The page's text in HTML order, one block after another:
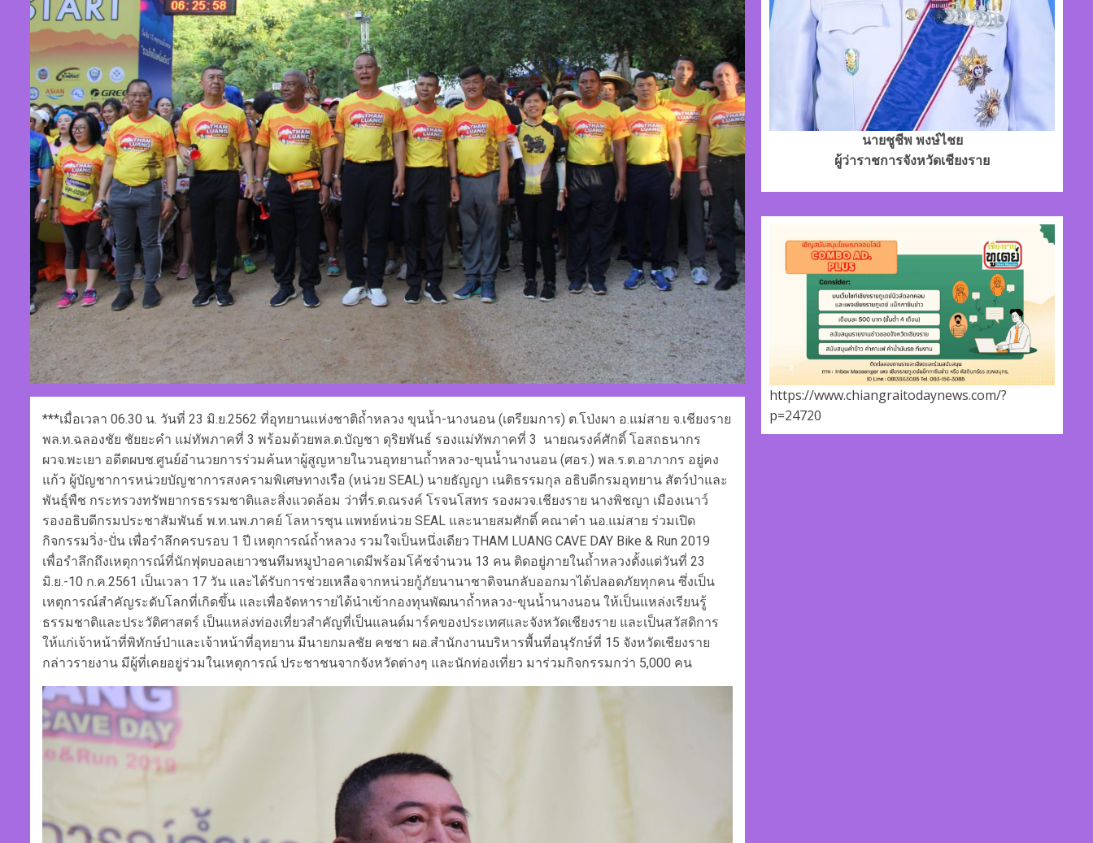
***เมื่อเวลา 06.30 น. วันที่ 23 มิ.ย.2562 ที่อุทยานแห่งชาติถ้ำหลวง ขุนน้ำ-นางนอน (เตรียมการ) ต.โป่งผา อ.แม่สาย จ.เชียงราย
พล.ท.ฉลองชัย ชัยยะคำ แม่ทัพภาคที่ 3 พร้อมด้วยพล.ต.บัญชา ดุริยพันธ์ รองแม่ทัพภาคที่ 3 นายณรงค์ศักดิ์ โอสถธนากร
ผวจ.พะเยา อดีตผบช.ศูนย์อำนวยการร่วมค้นหาผู้สูญหายในวนอุทยานถ้ำหลวง-ขุนน้ำนางนอน (ศอร.) พล.ร.ต.อาภากร อยู่คง
แก้ว ผู้บัญชาการหน่วยบัญชาการสงครามพิเศษทางเรือ (หน่วย SEAL) นายธัญญา เนติธรรมกุล อธิบดีกรมอุทยาน สัตว์ป่าและ
พันธุ์พืช กระทรวงทรัพยากรธรรมชาติและสิ่งแวดล้อม ว่าที่ร.ต.ณรงค์ โรจนโสทร รองผวจ.เชียงราย นางพิชญา เมืองเนาว์
รองอธิบดีกรมประชาสัมพันธ์ พ.ท.นพ.ภาคย์ โลหารชุน แพทย์หน่วย SEAL และนายสมศักดิ์ คณาคำ นอ.แม่สาย ร่วมเปิด
กิจกรรมวิ่ง-ปั่น เพื่อรำลึกครบรอบ 1 ปี เหตุการณ์ถ้ำหลวง รวมใจเป็นหนึ่งเดียว THAM LUANG CAVE DAY Bike & Run 2019
เพื่อรำลึกถึงเหตุการณ์ที่นักฟุตบอลเยาวชนทีมหมูป่าอคาเดมีพร้อมโค้ชจำนวน 13 คน ติดอยู่ภายในถ้ำหลวงตั้งแต่วันที่ 23
มิ.ย.-10 ก.ค.2561 เป็นเวลา 17 วัน และได้รับการช่วยเหลือจากหน่วยกู้ภัยนานาชาติจนกลับออกมาได้ปลอดภัยทุกคน ซึ่งเป็น
เหตุการณ์สำคัญระดับโลกที่เกิดขึ้น และเพื่อจัดหารายได้นำเข้ากองทุนพัฒนาถ้ำหลวง-ขุนน้ำนางนอน ให้เป็นแหล่งเรียนรู้
ธรรมชาติและประวัติศาสตร์ เป็นแหล่งท่องเที่ยวสำคัญที่เป็นแลนด์มาร์คของประเทศและจังหวัดเชียงราย และเป็นสวัสดิการ
ให้แก่เจ้าหน้าที่พิทักษ์ป่าและเจ้าหน้าที่อุทยาน มีนายกมลชัย คชชา ผอ.สำนักงานบริหารพื้นที่อนุรักษ์ที่ 15 จังหวัดเชียงราย
กล่าวรายงาน มีผู้ที่เคยอยู่ร่วมในเหตุการณ์ ประชาชนจากจังหวัดต่างๆ และนักท่องเที่ยว มาร่วมกิจกรรมกว่า 5,000 คน
นายชูชีพ พงษ์ไชย
ผู้ว่าราชการจังหวัดเชียงราย
https://www.chiangraitodaynews.com/?
p=24720